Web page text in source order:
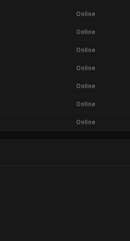
Online
Online
Online
Online
Online
Online
Online